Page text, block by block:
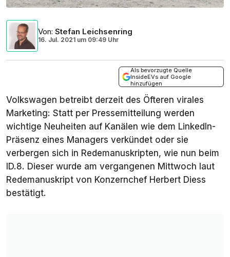
Von: Stefan Leichsenring
16. Jul. 2021 um 09:49 Uhr
Als bevorzugte Quelle
InsideEVs auf Google
hinzufügen
Volkswagen betreibt derzeit des Öfteren virales
Marketing: Statt per Pressemitteilung werden
wichtige Neuheiten auf Kanälen wie dem LinkedIn-
Präsenz eines Managers verkündet oder sie
verbergen sich in Redemanuskripten, wie nun beim
ID.8. Dieser wurde am vergangenen Mittwoch laut
Redemanuskript von Konzernchef Herbert Diess
bestätigt.